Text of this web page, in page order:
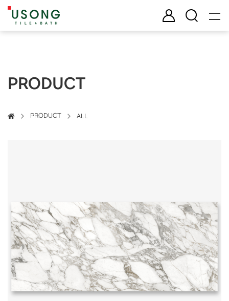
유송타일 & 바스
PRODUCT
PRODUCT ALL